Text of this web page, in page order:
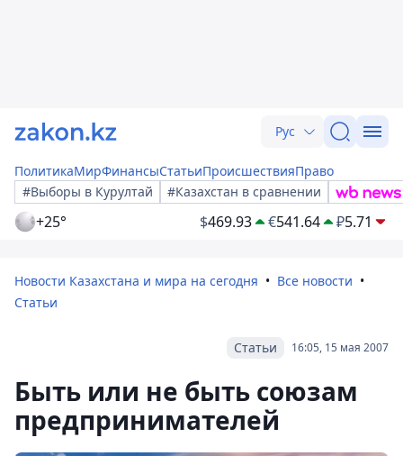
Рус
ПолитикаМирФинансыСтатьиПроисшествияПраво
#Выборы в Курултай
#Казахстан в сравнении
+25° $469.93 €541.64 ₽5.71
Новости Казахстана и мира на сегодня
Все новости
Статьи
16:05, 15 мая 2007
Статьи
Быть или не быть союзам
предпринимателей